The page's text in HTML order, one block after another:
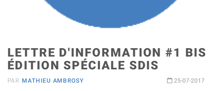
LETTRE D'INFORMATION #1 BIS
ÉDITION SPÉCIALE SDIS
PAR MATHIEU AMBROSY 25-07-2017